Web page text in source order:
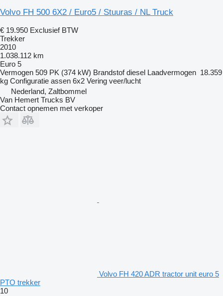
Volvo FH 500 6X2 / Euro5 / Stuuras / NL Truck
€ 19.950 Exclusief BTW
Trekker
2010
1.038.112 km
Euro 5
Vermogen 509 PK (374 kW) Brandstof diesel Laadvermogen 18.359
kg Configuratie assen 6x2 Vering veer/lucht
Nederland, Zaltbommel
Van Hemert Trucks BV
Contact opnemen met verkoper
Volvo FH 420 ADR tractor unit euro 5
PTO trekker
10